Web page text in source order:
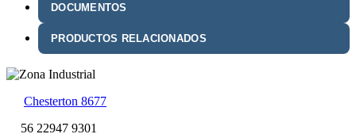
DOCUMENTOS
PRODUCTOS RELACIONADOS
Chesterton 8677
56 22947 9301